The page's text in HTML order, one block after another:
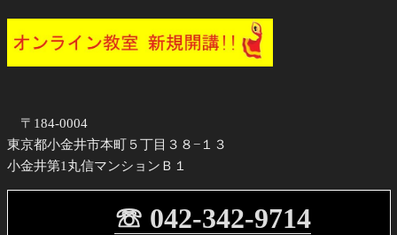
〒184-0004
東京都小金井市本町５丁目３８−１３
小金井第1丸信マンションＢ１
☏ 042-342-9714